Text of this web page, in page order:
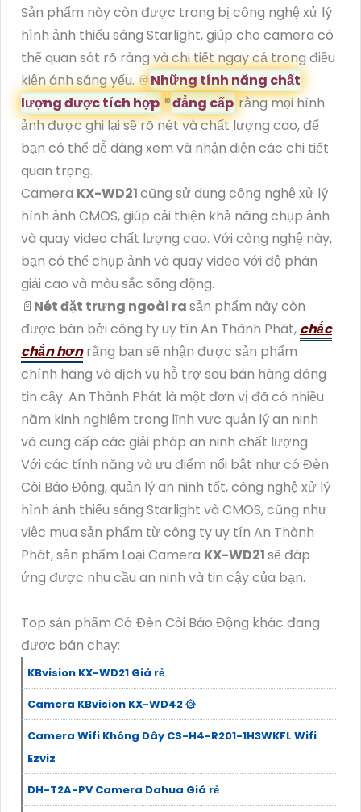
Sản phẩm này còn được trang bị công nghệ xử lý
hình ảnh thiếu sáng Starlight, giúp cho camera có
thể quan sát rõ ràng và chi tiết ngay cả trong điều
kiện ánh sáng yếu. ♾Những tính năng chất
lượng được tích hợp®️đẳng cấprằng mọi hình
ảnh được ghi lại sẽ rõ nét và chất lượng cao, để
bạn có thể dễ dàng xem và nhận diện các chi tiết
quan trọng.
Camera KX-WD21cũng sử dụng công nghệ xử lý
hình ảnh CMOS, giúp cải thiện khả năng chụp ảnh
và quay video chất lượng cao. Với công nghệ này,
bạn có thể chụp ảnh và quay video với độ phân
giải cao và màu sắc sống động.
📄 Nét đặt trưng ngoài rasản phẩm này còn
được bán bởi công ty uy tín An Thành Phát, chắc
chắn hơnrằng bạn sẽ nhận được sản phẩm
chính hãng và dịch vụ hỗ trợ sau bán hàng đáng
tin cậy. An Thành Phát là một đơn vị đã có nhiều
năm kinh nghiệm trong lĩnh vực quản lý an ninh
và cung cấp các giải pháp an ninh chất lượng.
Với các tính năng và ưu điểm nổi bật như có Đèn
Còi Báo Động, quản lý an ninh tốt, công nghệ xử lý
hình ảnh thiếu sáng Starlight và CMOS, cũng như
việc mua sản phẩm từ công ty uy tín An Thành
Phát, sản phẩm Loại Camera KX-WD21sẽ đáp
ứng được nhu cầu an ninh và tin cậy của bạn.
Top sản phẩm Có Ðèn Còi Báo Động khác đang
được bán chạy:
KBvision KX-WD21 Giá rẻ
Camera KBvision KX-WD42 ۞
Camera Wifi Không Dây CS-H4-R201-1H3WKFL Wifi
Ezviz
DH-T2A-PV Camera Dahua Giá rẻ